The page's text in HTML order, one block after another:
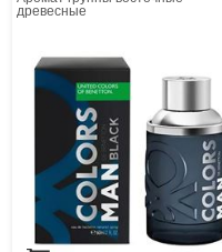
древесные